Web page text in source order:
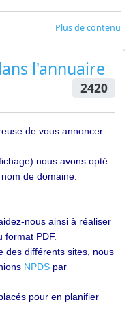
Plus de contenu
l'annuaire
2420
de vous annoncer
nous avons opté
de domaine.
nous ainsi à réaliser
format PDF.
des différents sites, nous
NPDS par
pour en planifier